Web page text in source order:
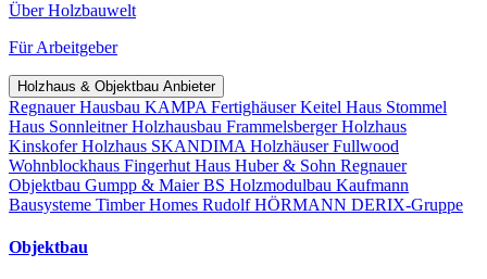
Über Holzbauwelt
Für Arbeitgeber
Holzhaus & Objektbau Anbieter
Regnauer Hausbau KAMPA FertighäuserKeitel Haus Stommel
Haus Sonnleitner Holzhausbau Frammelsberger Holzhaus
Kinskofer Holzhaus SKANDIMA HolzhäuserFullwood
Wohnblockhaus Fingerhut Haus Huber & Sohn Regnauer
Objektbau Gumpp & MaierBS Holzmodulbau Kaufmann
Bausysteme Timber Homes Rudolf HÖRMANN DERIX-Gruppe
Objektbau